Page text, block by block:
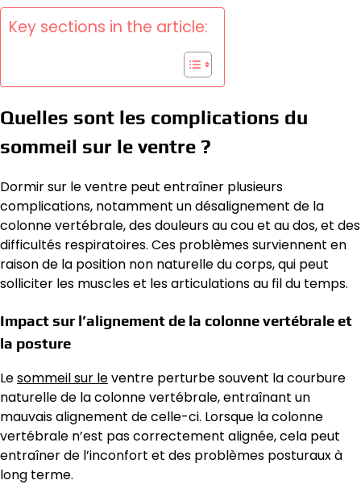
Key sections in the article:
Quelles sont les complications du
sommeil sur le ventre ?
Dormir sur le ventre peut entraîner plusieurs
complications, notamment un désalignement de la
colonne vertébrale, des douleurs au cou et au dos, et des
difficultés respiratoires. Ces problèmes surviennent en
raison de la position non naturelle du corps, qui peut
solliciter les muscles et les articulations au fil du temps.
Impact sur l’alignement de la colonne vertébrale et
la posture
Lesommeil sur leventre perturbe souvent la courbure
naturelle de la colonne vertébrale, entraînant un
mauvais alignement de celle-ci. Lorsque la colonne
vertébrale n’est pas correctement alignée, cela peut
entraîner de l’inconfort et des problèmes posturaux à
long terme.